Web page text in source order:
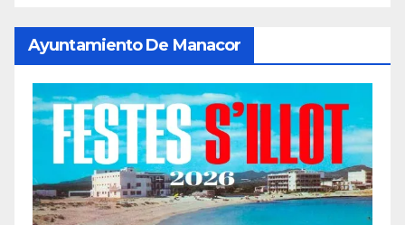
Ayuntamiento De Manacor